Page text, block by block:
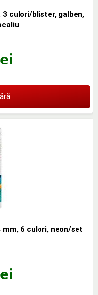
3 culori/blister, galben,
mm, 6 culori, neon/set